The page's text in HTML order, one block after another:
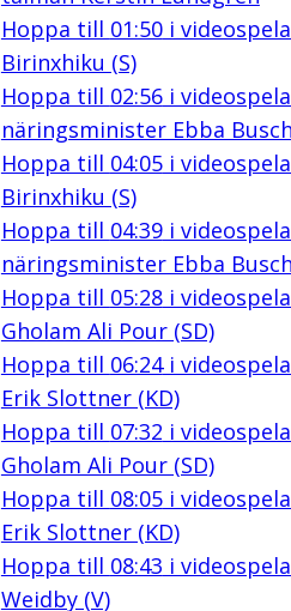
Hoppa till 01:50i
Birinxhiku (S)
Hoppa till 02:56i
näringsminister Ebba
Hoppa till 04:05i
Birinxhiku (S)
Hoppa till 04:39i
näringsminister Ebba
Hoppa till 05:28i
Gholam Ali Pour (SD)
Hoppa till 06:24i
Erik Slottner (KD)
Hoppa till 07:32 i
Gholam Ali Pour (SD)
Hoppa till 08:05i
Erik Slottner (KD)
Hoppa till 08:43 i
Weidby (V)